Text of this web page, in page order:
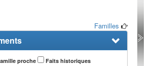
Familles
proche Faits historiques